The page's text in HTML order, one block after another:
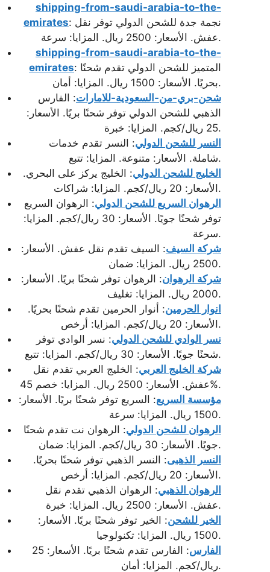
shipping-from-saudi-arabia-to-the-
emirates: نجمة جدة للشحن الدولي توفر نقل
عفش. الأسعار: 2500 ريال. المزايا: سرعة.
shipping-from-saudi-arabia-to-the-
emirates: المتميز للشحن الدولي تقدم شحنًا
بحريًا. الأسعار: 1500 ريال. المزايا: أمان.
شحن-بري-من-السعودية-للامارات: الفارس
الذهبي للشحن الدولي توفر شحنًا بريًا. الأسعار:
25 ريال/كجم. المزايا: خبرة.
النسر للشحن الدولي: النسر تقدم خدمات
شاملة. الأسعار: متنوعة. المزايا: تتبع.
الخليج للشحن الدولي: الخليج يركز على البحري.
الأسعار: 20 ريال/كجم. المزايا: شراكات.
الرهوان السريع للشحن الدولي: الرهوان السريع
توفر شحنًا جويًا. الأسعار: 30 ريال/كجم. المزايا:
سرعة.
شركة السيف: السيف تقدم نقل عفش. الأسعار:
2500 ريال. المزايا: ضمان.
شركة الرهوان: الرهوان توفر شحنًا بريًا. الأسعار:
2000 ريال. المزايا: تغليف.
انوار الحرمين: أنوار الحرمين تقدم شحنًا بحريًا.
الأسعار: 20 ريال/كجم. المزايا: أرخص.
نسر الوادي للشحن الدولي: نسر الوادي توفر
شحنًا جويًا. الأسعار: 30 ريال/كجم. المزايا: تتبع.
شركة الخليج العربي: الخليج العربي تقدم نقل
عفش. الأسعار: 2500 ريال. المزايا: خصم 45%.
مؤسسة السريع: السريع توفر شحنًا بريًا. الأسعار:
1500 ريال. المزايا: سرعة.
الرهوان للشحن الدولي: الرهوان نت تقدم شحنًا
جويًا. الأسعار: 30 ريال/كجم. المزايا: ضمان.
النسر الذهبى: النسر الذهبي توفر شحنًا بحريًا.
الأسعار: 20 ريال/كجم. المزايا: أرخص.
الرهوان الذهبي: الرهوان الذهبي تقدم نقل
عفش. الأسعار: 2500 ريال. المزايا: خبرة.
الخير للشحن: الخير توفر شحنًا بريًا. الأسعار:
1500 ريال. المزايا: تكنولوجيا.
الفارس
: الفارس تقدم شحنًا بريًا. الأسعار: 25
ريال/كجم. المزايا: أمان.